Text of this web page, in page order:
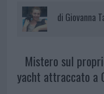
di Giovanna
Mistero sul
yacht attraccato a